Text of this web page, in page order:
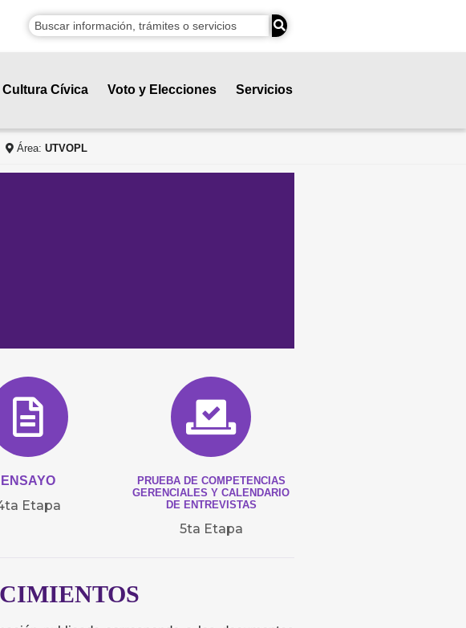
Cultura Cívica Voto y Elecciones Servicios
Área: UTVOPL
ENSAYO
Etapa
PRUEBA DE COMPETENCIAS
GERENCIALES Y CALENDARIO
DE ENTREVISTAS
5ta Etapa